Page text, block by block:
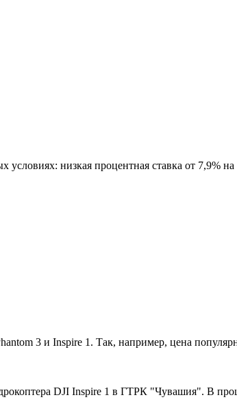
низкая процентная ставка от 7,9%
3 и Inspire 1. Так, например, цена
DJI Inspire 1 в ГТРК "Чувашия". В